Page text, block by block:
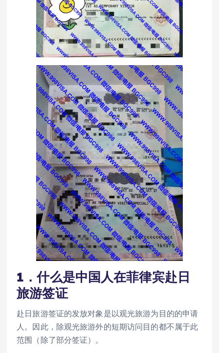
1．什么是中国人在菲律宾赴日
旅游签证
赴日旅游签证的发放对象是以观光旅游为目的的申请
人。因此，除观光旅游外的短期访问目的都不属于此
范围（除了部分签证）。